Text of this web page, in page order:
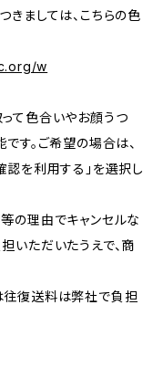
きましては、こちらの色
w
て色合いやお顔うつ
す。ご希望の場合は、
認を利用する」を選択し
の理由でキャンセルな
いただいたうえで、商
往復送料は弊社で負担